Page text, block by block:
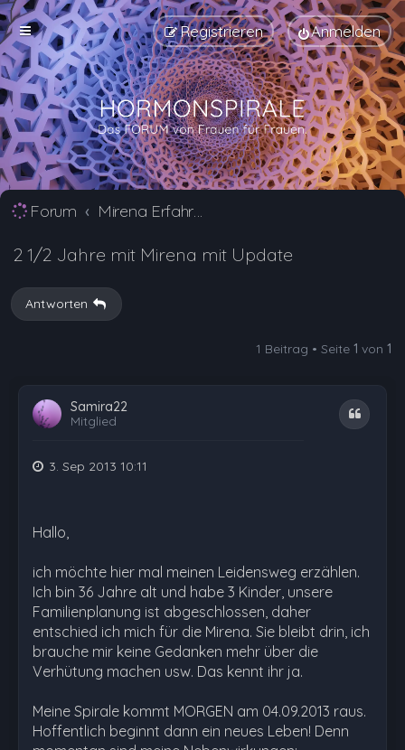
Anmelden
Registrieren
Forum Mirena Erfahrungsberichte und Nebenwirkungen
2 1/2 Jahre mit Mirena mit Update
Antworten
1 Beitrag • Seite 1 von 1
Samira22
Mitglied
Zitat
3. Sep 2013 10:11
Hallo,
ich möchte hier mal meinen Leidensweg erzählen.
Ich bin 36 Jahre alt und habe 3 Kinder, unsere
Familienplanung ist abgeschlossen, daher
entschied ich mich für die Mirena. Sie bleibt drin, ich
brauche mir keine Gedanken mehr über die
Verhütung machen usw. Das kennt ihr ja.
Meine Spirale kommt MORGEN am 04.09.2013 raus.
Hoffentlich beginnt dann ein neues Leben! Denn